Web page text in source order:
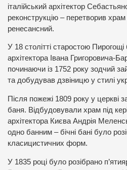
італійський архітектор
реконструкцію – перетворив храм
ренесансний.
У 18 столітті старостою
архітектора Івана Григоровича-
починаючи із 1752 року зодчий
та добудував дзвіницю у стилі
Після пожежі 1809 року у церкві
баня. Відбудовували храм під
архітектора Києва Андрія
одно банним – бічні бані було
класицистичних форм.
У 1835 році було розібрано